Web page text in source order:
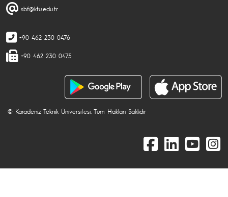
sbf@ktu.edu.tr
+90 462 230 0476
+90 462 230 0475
© Karadeniz Teknik Üniversitesi. Tüm Hakları Saklıdır